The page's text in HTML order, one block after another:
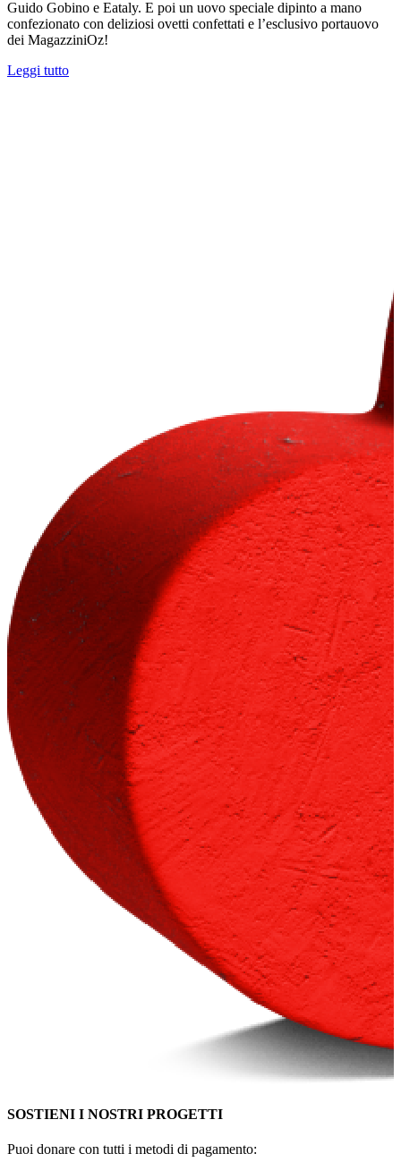
Guido Gobino e Eataly. E poi un uovo speciale dipinto a mano
confezionato con deliziosi ovetti confettati e l’esclusivo portauovo
dei MagazziniOz!
Leggi tutto
SOSTIENI I NOSTRI PROGETTI
Puoi donare con tutti i metodi di pagamento: